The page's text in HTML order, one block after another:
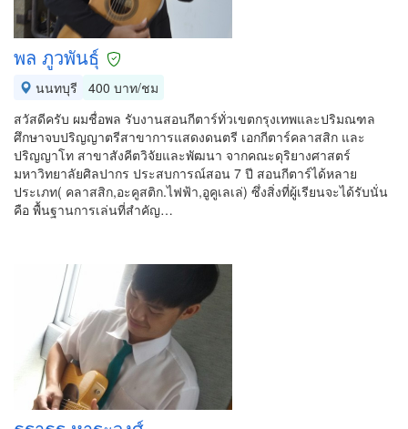
พล ภูวพันธุ์
นนทบุรี
400 บาท/ชม
สวัสดีครับ ผมชื่อพล รับงานสอนกีตาร์ทั่วเขตกรุงเทพและปริมณฑล
ศึกษาจบปริญญาตรีสาขาการแสดงดนตรี เอกกีตาร์คลาสสิก และ
ปริญญาโท สาขาสังคีตวิจัยและพัฒนา จากคณะดุริยางศาสตร์
มหาวิทยาลัยศิลปากร ประสบการณ์สอน 7 ปี สอนกีตาร์ได้หลาย
ประเภท( คลาสสิก,อะคูสติก.ไฟฟ้า,อูคูเลเล่) ซึ่งสิ่งที่ผู้เรียนจะได้รับนั่น
คือ พื้นฐานการเล่นที่สำคัญ…